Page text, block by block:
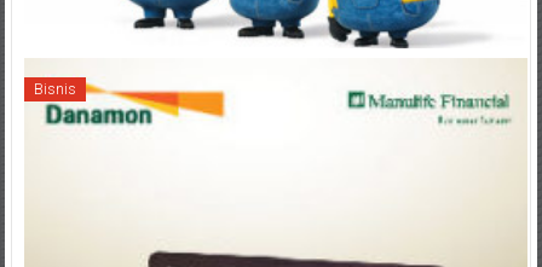
Bisnis